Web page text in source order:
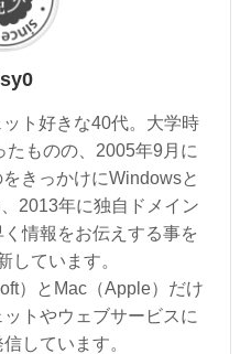
ト好きな40代。大学時
ものの、2005年9月に
きっかけにWindowsと
2013年に独自ドメイン
情報をお伝えする事を
しています。
）とMac（Apple）だけ
トやウェブサービスに
しています。